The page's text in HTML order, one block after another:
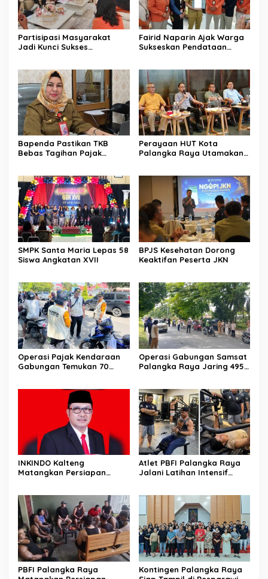
Partisipasi Masyarakat
Jadi Kunci Sukses
Fairid Naparin Ajak Warga
Sukseskan Pendataan
Bapenda Pastikan TKB
Bebas Tagihan Pajak
Perayaan HUT Kota
Palangka Raya Utamakan
SMPK Santa Maria Lepas 58
Siswa Angkatan XVII
BPJS Kesehatan Dorong
Keaktifan Peserta JKN
Operasi Pajak Kendaraan
Gabungan Temukan 70
Operasi Gabungan Samsat
Palangka Raya Jaring 495
INKINDO Kalteng
Matangkan Persiapan
Atlet PBFI Palangka Raya
Jalani Latihan Intensif
PBFI Palangka Raya
Kontingen Palangka Raya